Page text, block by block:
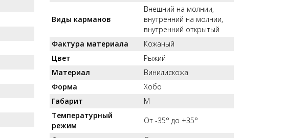
Виды карманов
Внешний на молнии,
внутренний на молнии,
внутренний открытый
Фактура материала
Кожаный
Цвет
Рыжий
Материал
Винилискожа
Форма
Хобо
Габарит
M
Температурный
режим
От -35° до +35°